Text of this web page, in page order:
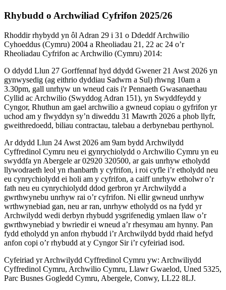
Rhybudd o Archwiliad Cyfrifon 2025/26
Rhoddir rhybydd yn ôl Adran 29 i 31 o Ddeddf Archwilio
Cyhoeddus (Cymru) 2004 a Rheoliadau 21, 22 ac 24 o’r
Rheoliadau Cyfrifon ac Archwilio (Cymru) 2014:
O ddydd Llun 27 Gorffennaf hyd ddydd Gwener 21 Awst 2026 yn
gynwysedig (ag eithrio dyddiau Sadwrn a Sul) rhwng 10am a
3.30pm, gall unrhyw un wneud cais i'r Pennaeth Gwasanaethau
Cyllid ac Archwilio (Swyddog Adran 151), yn Swyddfeydd y
Cyngor, Rhuthun am gael archwilio a gwneud copiau o gyfrifon yr
uchod am y flwyddyn sy’n diweddu 31 Mawrth 2026 a phob llyfr,
gweithredoedd, biliau contractau, talebau a derbynebau perthynol.
Ar ddydd Llun 24 Awst 2026 am 9am bydd Archwilydd
Cyffredinol Cymru neu ei gynrychiolydd o Archwilio Cymru yn eu
swyddfa yn Abergele ar 02920 320500, ar gais unrhyw etholydd
llywodraeth leol yn rhanbarth y cyfrifon, i roi cyfle i’r etholydd neu
eu cynrychiolydd ei holi am y cyfrifon, a caiff unrhyw etholwr o’r
fath neu eu cynrychiolydd ddod gerbron yr Archwilydd a
gwrthwynebu unrhyw rai o’r cyfrifon. Ni ellir gwneud unrhyw
wrthwynebiad gan, neu ar ran, unrhyw etholydd os na fydd yr
Archwilydd wedi derbyn rhybudd ysgrifenedig ymlaen llaw o’r
gwrthwynebiad y bwriedir ei wneud a’r rhesymau am hynny. Pan
fydd etholydd yn anfon rhybudd i’r Archwilydd bydd rhaid hefyd
anfon copi o’r rhybudd at y Cyngor Sir i’r cyfeiriad isod.
Cyfeiriad yr Archwilydd Cyffredinol Cymru yw: Archwiliydd
Cyffredinol Cymru, Archwilio Cymru, Llawr Gwaelod, Uned 5325,
Parc Busnes Gogledd Cymru, Abergele, Conwy, LL22 8LJ.